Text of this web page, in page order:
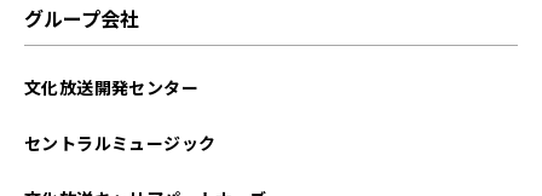
2025年04月
グループ会社
文化放送開発センター
セントラルミュージック